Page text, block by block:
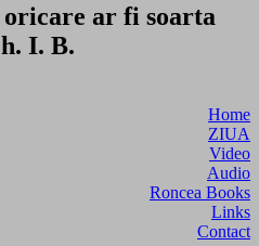
ar fi soarta
I. B.
Home
ZIUA
Video
Audio
Roncea Books
Links
Contact